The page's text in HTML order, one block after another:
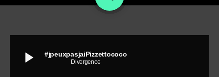
play_arrow #jpeuxpasjaiPizzettococo
Divergence